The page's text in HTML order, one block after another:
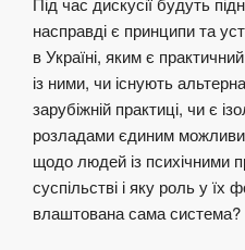
насправді є принципи та
в Україні, яким є
із ними, чи існують
зарубіжній практиці, чи є
розладами єдиним
щодо людей із психічними
суспільстві і яку роль у їх
влаштована сама система?